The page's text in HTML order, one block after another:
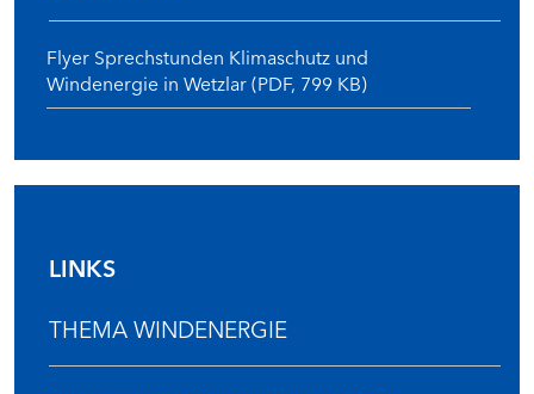
Flyer Sprechstunden Klimaschutz und
Windenergie in Wetzlar (PDF, 799 KB)
LINKS
THEMA WINDENERGIE